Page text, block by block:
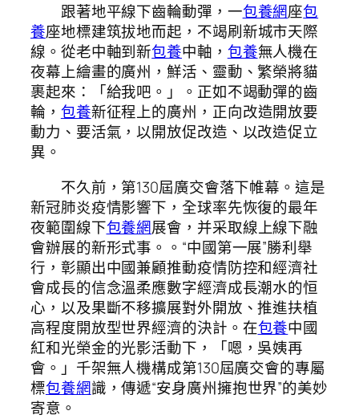
跟著地平線下齒輪動彈，一包養網座包
養座地標建筑拔地而起，不竭刷新城市天際
線。從老中軸到新包養中軸， 包養無人機在
夜幕上繪畫的廣州，鮮活、靈動、繁榮將貓
裹起來：「給我吧。」。正如不竭動彈的齒
輪， 包養新征程上的廣州，正向改造開放要
動力、要活氣，以開放促改造、以改造促立
異。
不久前，第130屆廣交會落下帷幕。這是
新冠肺炎疫情影響下，全球率先恢復的最年
夜範圍線下包養網展會，并采取線上線下融
會辦展的新形式事。。“中國第一展”勝利舉
行，彰顯出中國兼顧推動疫情防控和經濟社
會成長的信念溫柔應數字經濟成長潮水的恒
心，以及果斷不移擴展對外開放、推進扶植
高程度開放型世界經濟的決計。在包養中國
紅和光榮金的光影活動下，「嗯，吳姨再
會。」千架無人機構成第130屆廣交會的專屬
標包養網識，傳遞“安身廣州擁抱世界”的美妙
寄意。